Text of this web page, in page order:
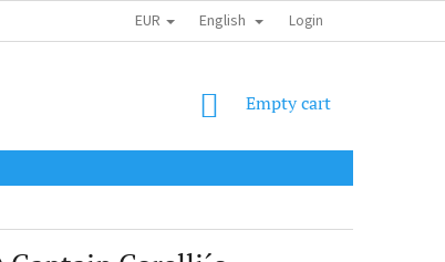
OBCHODNÍ PODMÍNKY PODMÍNKY OCHRANY
EUR English Login
SHOPPING
Empty cart